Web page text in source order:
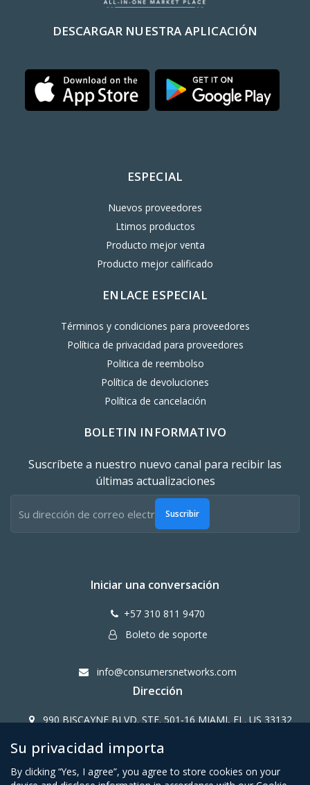
DESCARGAR NUESTRA APLICACIÓN
ESPECIAL
Nuevos proveedores
Ltimos productos
Producto mejor venta
Producto mejor calificado
ENLACE ESPECIAL
Términos y condiciones para proveedores
Política de privacidad para proveedores
Politica de reembolso
Política de devoluciones
Política de cancelación
BOLETIN INFORMATIVO
Suscríbete a nuestro nuevo canal para recibir las
últimas actualizaciones
Suscribir
Iniciar una conversación
+57 310 811 9470
Boleto de soporte
info@consumersnetworks.com
Dirección
990 BISCAYNE BLVD. STE. 501-16 MIAMI, FL. US 33132
Copy Right CONSUMERS NETWORK@2024
Su privacidad importa
By clicking “Yes, I agree”, you agree to store cookies on your